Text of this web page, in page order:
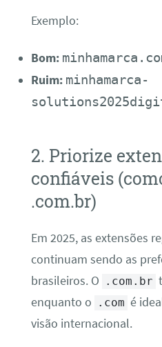
Exemplo:
Bom:
Ruim: minhamarca-
2. Priorize
confiáveis
.com.br)
Em 2025, as extensões
continuam sendo as
brasileiros. O
.com.br
enquanto o
.com é
visão internacional.